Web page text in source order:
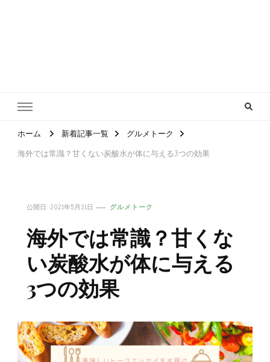
ホーム 新着記事一覧 グルメトーク
海外では常識？甘くない炭酸水が体に与える3つの効果
公開日: 2021年5月31日 グルメトーク
海外では常識？甘くな
い炭酸水が体に与える
3つの効果